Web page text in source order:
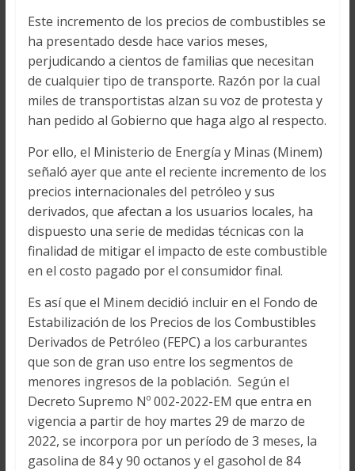
Este incremento de los precios de combustibles se
ha presentado desde hace varios meses,
perjudicando a cientos de familias que necesitan
de cualquier tipo de transporte. Razón por la cual
miles de transportistas alzan su voz de protesta y
han pedido al Gobierno que haga algo al respecto.
Por ello, el Ministerio de Energía y Minas (Minem)
señaló ayer que ante el reciente incremento de los
precios internacionales del petróleo y sus
derivados, que afectan a los usuarios locales, ha
dispuesto una serie de medidas técnicas con la
finalidad de mitigar el impacto de este combustible
en el costo pagado por el consumidor final.
Es así que el Minem decidió incluir en el Fondo de
Estabilización de los Precios de los Combustibles
Derivados de Petróleo (FEPC) a los carburantes
que son de gran uso entre los segmentos de
menores ingresos de la población. Según el
Decreto Supremo Nº 002-2022-EM que entra en
vigencia a partir de hoy martes 29 de marzo de
2022, se incorpora por un período de 3 meses, la
gasolina de 84 y 90 octanos y el gasohol de 84